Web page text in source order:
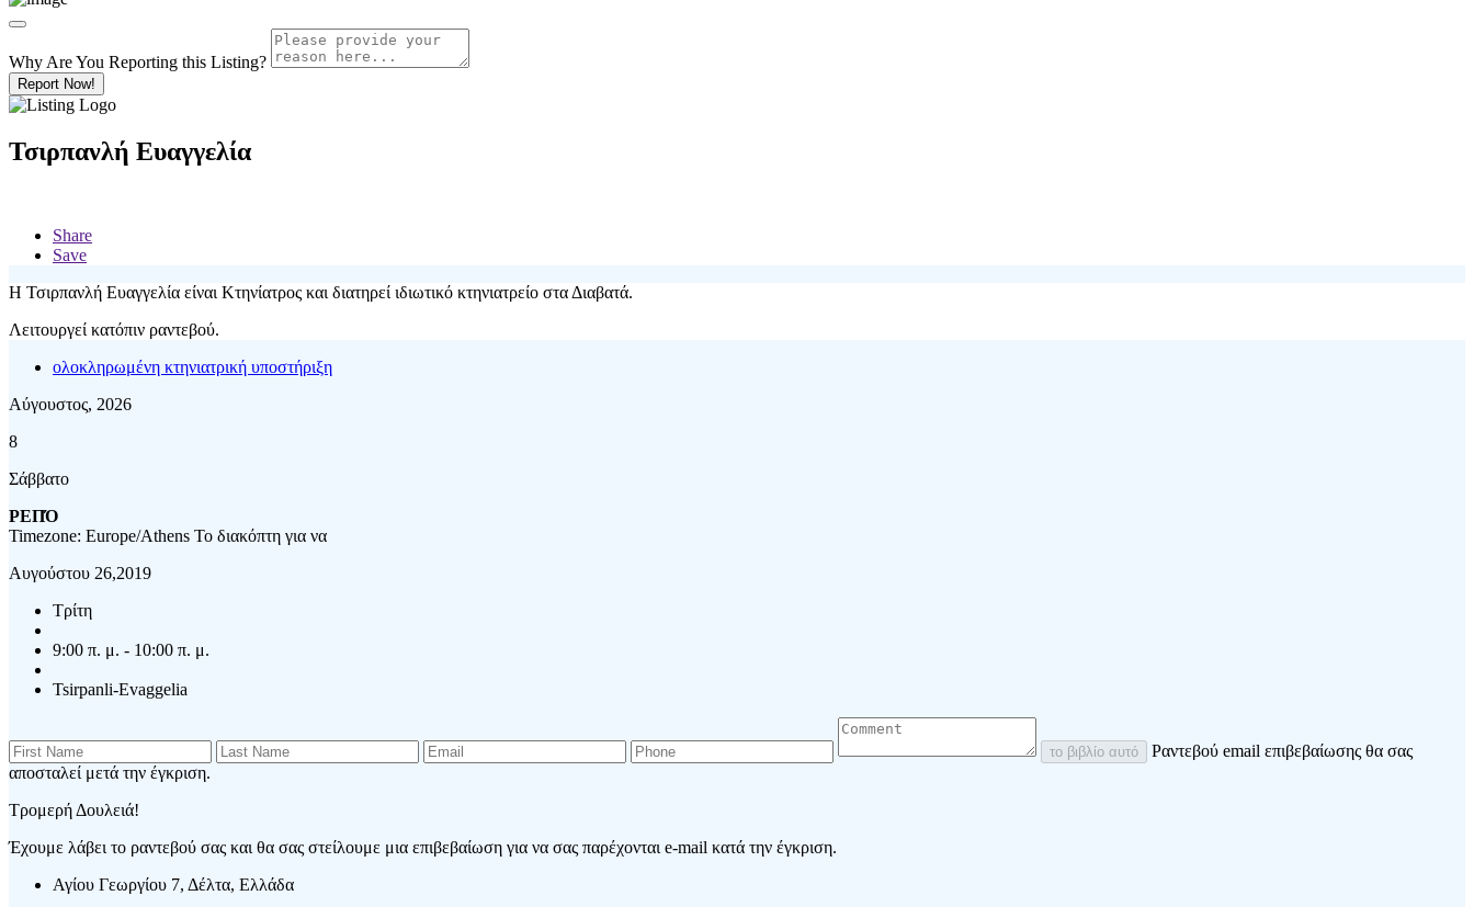
Why Are You Reporting this Listing?
Report Now!
Τσιρπανλή Ευαγγελία
Share
Save
Η Τσιρπανλή Ευαγγελία είναι Κτηνίατρος και διατηρεί ιδιωτικό κτηνιατρείο στα Διαβατά.
Λειτουργεί κατόπιν ραντεβού.
ολοκληρωμένη κτηνιατρική υποστήριξη
Αύγουστος, 2026
8
Σάββατο
ΡΕΠΌ
Timezone: Europe/Athens Το διακόπτη για να
Αυγούστου 26,2019
Τρίτη
9:00 π. μ. - 10:00 π. μ.
Tsirpanli-Evaggelia
το βιβλίο αυτό
Ραντεβού email επιβεβαίωσης θα σας
αποσταλεί μετά την έγκριση.
Τρομερή Δουλειά!
Έχουμε λάβει το ραντεβού σας και θα σας στείλουμε μια επιβεβαίωση για να σας παρέχονται e-mail κατά την έγκριση.
Αγίου Γεωργίου 7, Δέλτα, Ελλάδα